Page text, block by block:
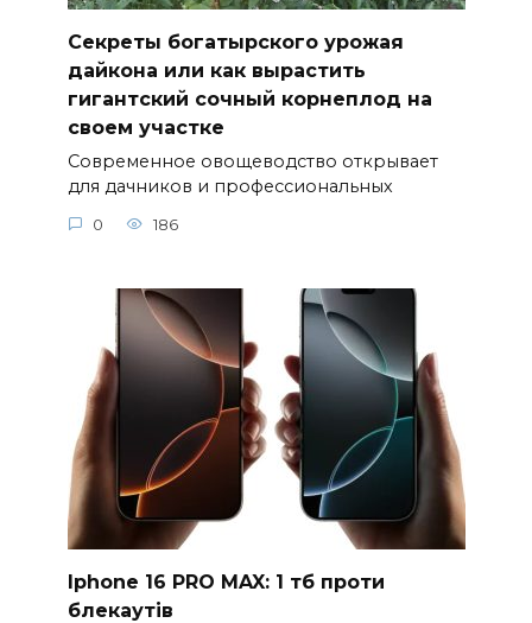
Секреты богатырского урожая
дайкона или как вырастить
гигантский сочный корнеплод на
своем участке
Современное овощеводство открывает
для дачников и профессиональных
0 186
Iphone 16 PRO MAX: 1 тб проти
блекаутів